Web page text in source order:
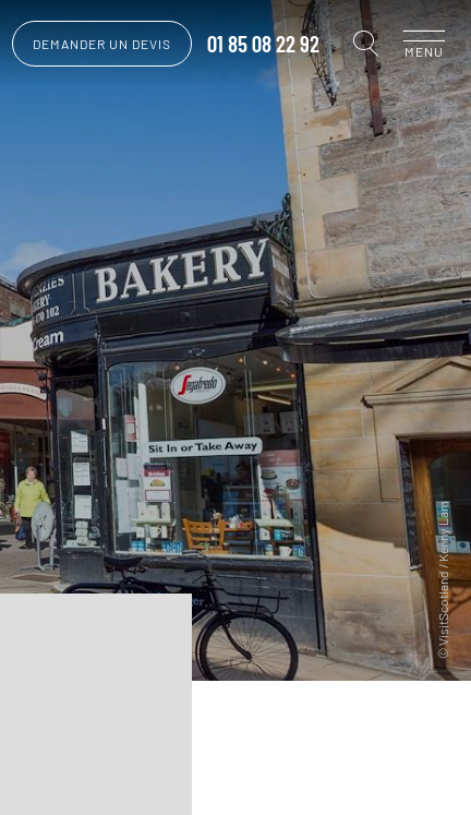
DEMANDER UN DEVIS 01 85 08 22 92 MENU